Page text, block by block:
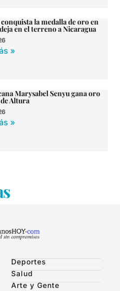
la medalla de oro en
en el terreno a Nicaragua
»
Marysabel Senyu gana oro
Altura
»
Deportes
Salud
Arte y Gente